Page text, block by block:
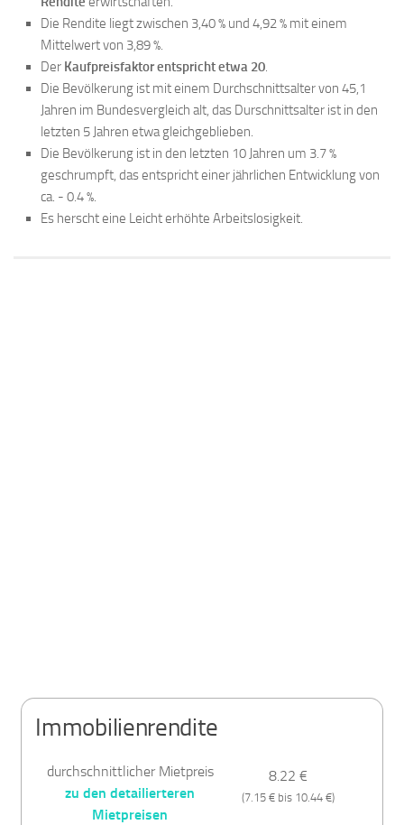
Die Rendite liegt zwischen 3,40 % und 4,92 % mit einem
Mittelwert von 3,89 %.
Der Kaufpreisfaktor entspricht etwa 20.
Die Bevölkerung ist mit einem Durchschnittsalter von 45,1
Jahren im Bundesvergleich alt, das Durschnittsalter ist in den
letzten 5 Jahren etwa gleichgeblieben.
Die Bevölkerung ist in den letzten 10 Jahren um 3.7 %
geschrumpft, das entspricht einer jährlichen Entwicklung von
ca. - 0.4 %.
Es herscht eine Leicht erhöhte Arbeitslosigkeit.
Immobilienrendite
durchschnittlicher Mietpreis
zu den detailierteren
Mietpreisen
8.22 €
(7.15 € bis 10.44 €)